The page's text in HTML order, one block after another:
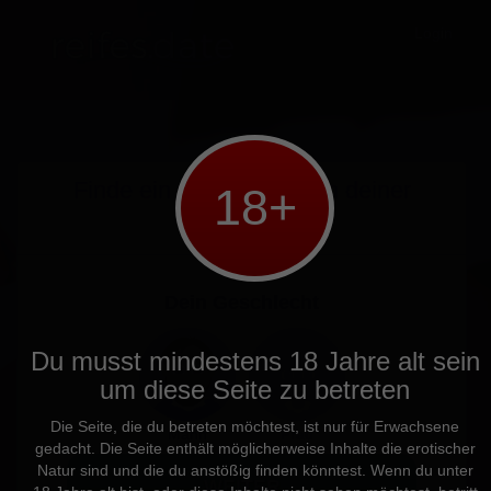
Finde einCasual Date in
Umgebung
Mann Frau
WEITER
18+
Du musst mindestens 18 Jahre alt sein
um diese Seite zu betreten
Die Seite, die du betreten möchtest, ist nur für Erwachsene
gedacht. Die Seite enthält möglicherweise Inhalte die erotischer
Natur sind und die du anstößig finden könntest. Wenn du unter